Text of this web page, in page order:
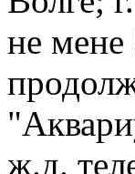
не мене
ж.д.